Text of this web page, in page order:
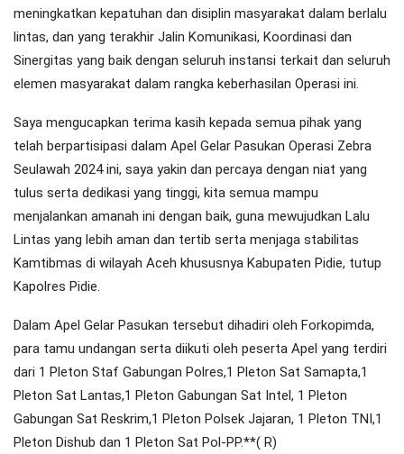
meningkatkan kepatuhan dan disiplin masyarakat dalam berlalu
lintas, dan yang terakhir Jalin Komunikasi, Koordinasi dan
Sinergitas yang baik dengan seluruh instansi terkait dan seluruh
elemen masyarakat dalam rangka keberhasilan Operasi ini.
Saya mengucapkan terima kasih kepada semua pihak yang
telah berpartisipasi dalam Apel Gelar Pasukan Operasi Zebra
Seulawah 2024 ini, saya yakin dan percaya dengan niat yang
tulus serta dedikasi yang tinggi, kita semua mampu
menjalankan amanah ini dengan baik, guna mewujudkan Lalu
Lintas yang lebih aman dan tertib serta menjaga stabilitas
Kamtibmas di wilayah Aceh khususnya Kabupaten Pidie, tutup
Kapolres Pidie.
Dalam Apel Gelar Pasukan tersebut dihadiri oleh Forkopimda,
para tamu undangan serta diikuti oleh peserta Apel yang terdiri
dari 1 Pleton Staf Gabungan Polres,1 Pleton Sat Samapta,1
Pleton Sat Lantas,1 Pleton Gabungan Sat Intel, 1 Pleton
Gabungan Sat Reskrim,1 Pleton Polsek Jajaran, 1 Pleton TNI,1
Pleton Dishub dan 1 Pleton Sat Pol-PP.**( R)